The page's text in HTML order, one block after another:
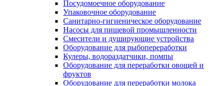
Посудомоечное оборудование
Упаковочное оборудование
Санитарно-гигиеническое оборудование
Насосы для пищевой промышленности
Смесители и душирующие устройства
Оборудование для рыбопереработки
Кулеры, водораздатчики, помпы
Оборудование для переработки овощей и
фруктов
Оборудование для переработки молока